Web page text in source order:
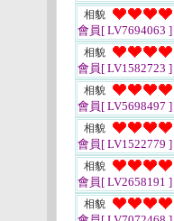
相貌
會員[ LV7694063 ]
相貌
會員[ LV1582723 ]
相貌
會員[ LV5698497 ]
相貌
會員[ LV1522779 ]
相貌
會員[ LV2658191 ]
相貌